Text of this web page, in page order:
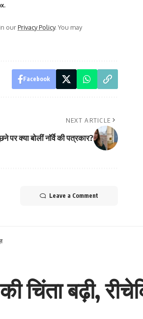
ourPrivacy Policy. You may
Facebook
NEXT ARTICLE
पर क्या बोलीं नॉर्वे की पत्रकार?
Leave a Comment
चिंता बढ़ी,